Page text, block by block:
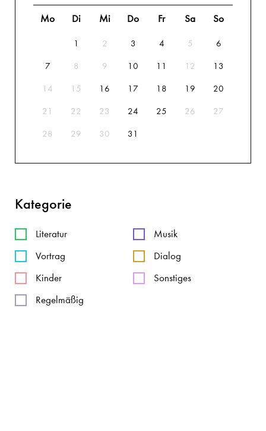
Mo Di Mi Do Fr Sa So
1 2 3 4 5 6
7 8 9 10 11 12 13
14 15 16 17 18 19 20
21 22 23 24 25 26 27
28 29 30 31
Kategorie
Literatur
Musik
Vortrag
Dialog
Kinder
Sonstiges
Regelmäßig